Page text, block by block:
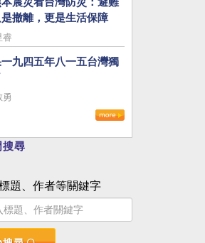
撤離，更是生活保障
睿
九四五年八一五台灣獨
勇
搜尋
題、作者等關鍵字